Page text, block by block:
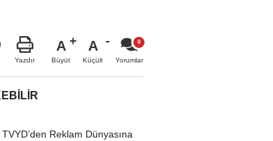
Yazdır
A
Büyüt
A
Küçült Yorumlar
TVYD’den Reklam Dünyasına